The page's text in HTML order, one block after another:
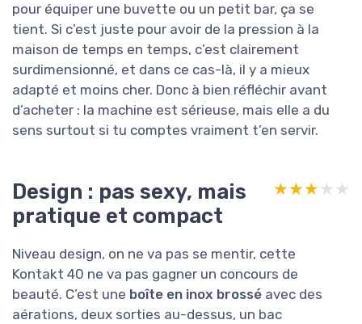
pour équiper une buvette ou un petit bar, ça se
tient. Si c’est juste pour avoir de la pression à la
maison de temps en temps, c’est clairement
surdimensionné, et dans ce cas-là, il y a mieux
adapté et moins cher. Donc à bien réfléchir avant
d’acheter : la machine est sérieuse, mais elle a du
sens surtout si tu comptes vraiment t’en servir.
Design : pas sexy, mais
pratique et compact
★★★★★
★★★★★
Niveau design, on ne va pas se mentir, cette
Kontakt 40 ne va pas gagner un concours de
beauté. C’est une boîte en inox brossé avec des
aérations, deux sorties au-dessus, un bac